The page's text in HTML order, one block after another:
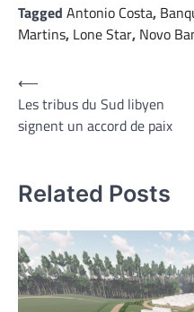
Tagged Antonio Costa,
Martins, Lone Star, Novo
Navigation
de
l’article
⟵
Les tribus du Sud libyen
signent un accord de paix
Related Posts